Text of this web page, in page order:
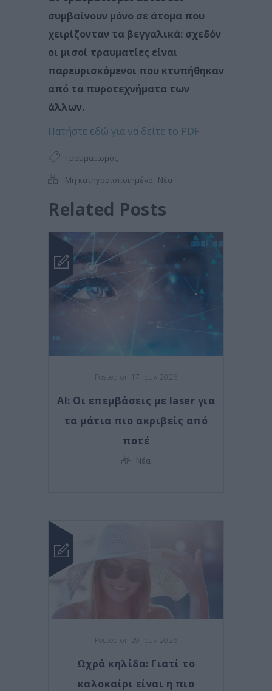
συμβαίνουν μόνο σε άτομα που
χειρίζονταν τα βεγγαλικά: σχεδόν
οι μισοί τραυματίες είναι
παρευρισκόμενοι που κτυπήθηκαν
από τα πυροτεχνήματα των
άλλων.
Πατήστε εδώ για να δείτε το PDF
Τραυματισμός
Μη κατηγοριοποιημένο, Νέα
Related Posts
Posted on 17 Ιούλ 2026
AI: Οι επεμβάσεις με laser για
τα μάτια πιο ακριβείς από
ποτέ
Νέα
Posted on 29 Ιούν 2026
Ωχρά κηλίδα: Γιατί το
καλοκαίρι είναι η πιο